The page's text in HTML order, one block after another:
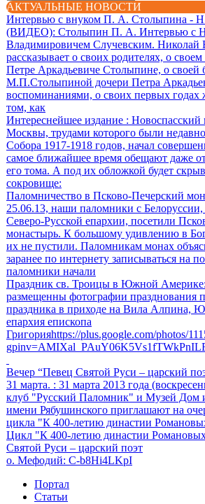
АКТУАЛЬНЫЕ НОВОСТИ
Интервью с внуком П. А. Столыпина -
(ВИДЕО): Столыпин П. А. Интервью с
Владимировичем Случевским. Николай
рассказывает о своих родителях, о
Петре Аркадьевиче Столыпине, о своей
М.П.Столыпиной дочери Петра
воспоминаниями, о своих первых годах
том, как
Интереснейшее издание : Новоспасский
Москвы, трудами которого были
Собора 1917-1918 годов, начал
самое ближайшее время обещают даже
его тома. А под их обложкой будет
сокровище:
Паломничество в Псково-Печерский
25.06.13, наши паломники с
Северо-Русской епархии, посетили
монастырь. К большому удивлению в
их не пустили. Паломникам монах
заранее по интернету записываться на
паломники начали
Праздник св. Троицы в Южной Америке
размещенны фотографии празднования
праздника в приходе на Вила Алпина,
епархия епископа
Григорияhttps://plus.google.com/photos/
Вечер “Певец Святой Руси – царский
31 марта. : 31 марта 2013 года
клуб "Русский Паломник" и Музей Дом
имени Рябушинского приглашают на
цикла "К 400-летию династии
Цикл "К 400-летию династии
Святой Руси – царский поэт
о. Мефодий: C-b8Hi4LKpI
Портал
Статьи